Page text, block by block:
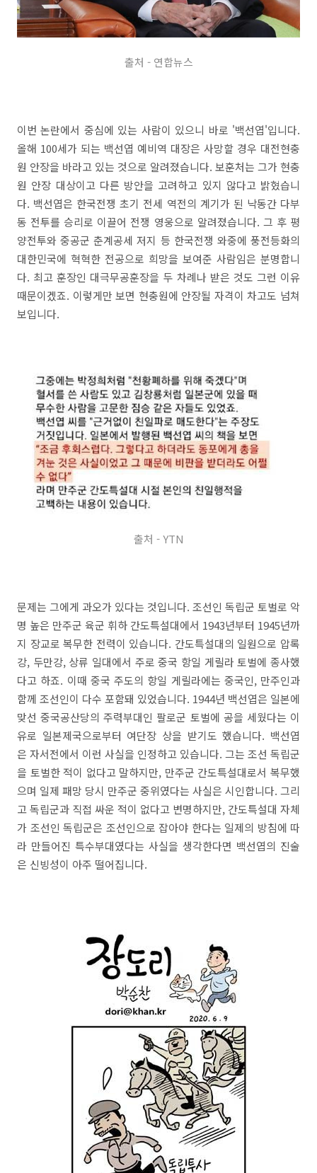
출처 - 연합뉴스
이번 논란에서 중심에 있는 사람이 있으니 바로 '백선엽'입니다.
올해 100세가 되는 백선엽 예비역 대장은 사망할 경우 대전현충
원 안장을 바라고 있는 것으로 알려졌습니다. 보훈처는 그가 현충
원 안장 대상이고 다른 방안을 고려하고 있지 않다고 밝혔습니
다. 백선엽은 한국전쟁 초기 전세 역전의 계기가 된 낙동간 다부
동 전투를 승리로 이끌어 전쟁 영웅으로 알려졌습니다. 그 후 평
양전투와 중공군 춘계공세 저지 등 한국전쟁 와중에 풍전등화의
대한민국에 혁혁한 전공으로 희망을 보여준 사람임은 분명합니
다. 최고 훈장인 대극무공훈장을 두 차례나 받은 것도 그런 이유
때문이겠죠. 이렇게만 보면 현충원에 안장될 자격이 차고도 넘쳐
보입니다.
출처 - YTN
문제는 그에게 과오가 있다는 것입니다. 조선인 독립군 토벌로 악
명 높은 만주군 육군 휘하 간도특설대에서 1943년부터 1945년까
지 장교로 복무한 전력이 있습니다. 간도특설대의 일원으로 압록
강, 두만강, 상류 일대에서 주로 중국 항일 게릴라 토벌에 종사했
다고 하죠. 이때 중국 주도의 항일 게릴라에는 중국인, 만주인과
함께 조선인이 다수 포함돼 있었습니다. 1944년 백선엽은 일본에
맞선 중국공산당의 주력부대인 팔로군 토벌에 공을 세웠다는 이
유로 일본제국으로부터 여단장 상을 받기도 했습니다. 백선엽
은 자서전에서 이런 사실을 인정하고 있습니다. 그는 조선 독립군
을 토벌한 적이 없다고 말하지만, 만주군 간도특설대로서 복무했
으며 일제 패망 당시 만주군 중위였다는 사실은 시인합니다. 그리
고 독립군과 직접 싸운 적이 없다고 변명하지만, 간도특설대 자체
가 조선인 독립군은 조선인으로 잡아야 한다는 일제의 방침에 따
라 만들어진 특수부대였다는 사실을 생각한다면 백선엽의 진술
은 신빙성이 아주 떨어집니다.